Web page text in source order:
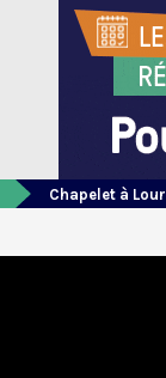
Chapelet à